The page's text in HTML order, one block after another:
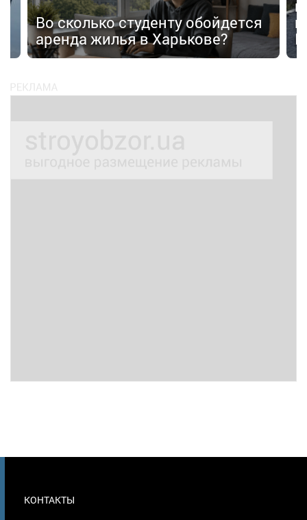
Во сколько студенту обойдется
аренда жилья в Харькове?
В
КОНТАКТЫ